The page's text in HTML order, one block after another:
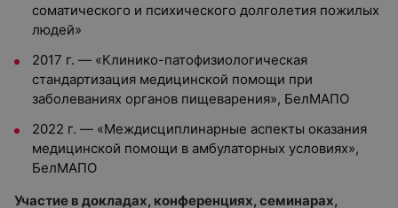
соматического и психического долголетия пожилых
людей»
2017 г. — «Клинико-патофизиологическая
стандартизация медицинской помощи при
заболеваниях органов пищеварения», БелМАПО
2022 г. — «Междисциплинарные аспекты оказания
медицинской помощи в амбулаторных условиях»,
БелМАПО
Участие в докладах, конференциях, семинарах,